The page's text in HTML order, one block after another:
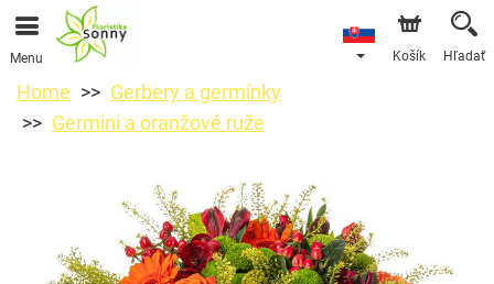
Menu Košík Hľadať
Home
Gerbery a germínky
Germini a oranžové ruže